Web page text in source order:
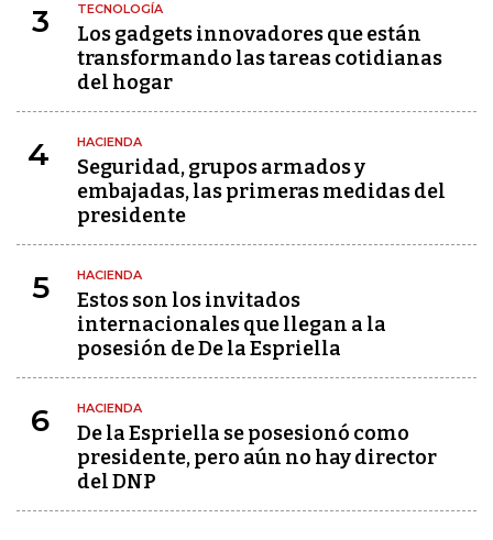
3 TECNOLOGÍA
Los gadgets innovadores que están
transformando las tareas cotidianas
del hogar
4 HACIENDA
Seguridad, grupos armados y
embajadas, las primeras medidas del
presidente
5 HACIENDA
Estos son los invitados
internacionales que llegan a la
posesión de De la Espriella
6 HACIENDA
De la Espriella se posesionó como
presidente, pero aún no hay director
del DNP